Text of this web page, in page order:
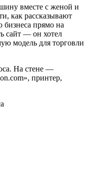
вместе с женой и
как рассказывают
бизнеса прямо на
сайт — он хотел
модель для торговли
На стене —
принтер,